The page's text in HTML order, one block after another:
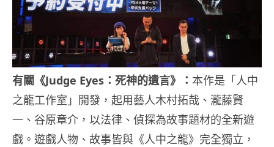
有關《Judge Eyes：死神的遺言》： 本作是「人中
之龍工作室」開發，起用藝人木村拓哉、瀧藤賢
一、谷原章介，以法律、偵探為故事題材的全新遊
戲。遊戲人物、故事皆與《人中之龍》完全獨立，